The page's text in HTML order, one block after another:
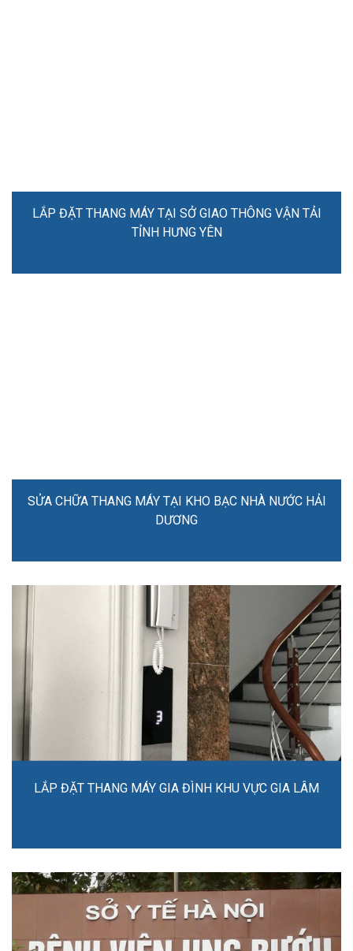
LẮP ĐẶT THANG MÁY TẠI SỞ GIAO THÔNG VẬN TẢI
TỈNH HƯNG YÊN
SỬA CHỮA THANG MÁY TẠI KHO BẠC NHÀ NƯỚC HẢI
DƯƠNG
LẮP ĐẶT THANG MÁY GIA ĐÌNH KHU VỰC GIA LÂM